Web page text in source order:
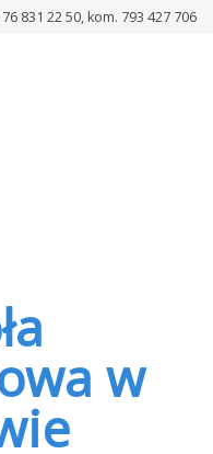
831 22 50, kom. 793 427 706
w